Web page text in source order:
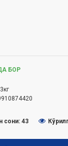
БОР
сони: 43